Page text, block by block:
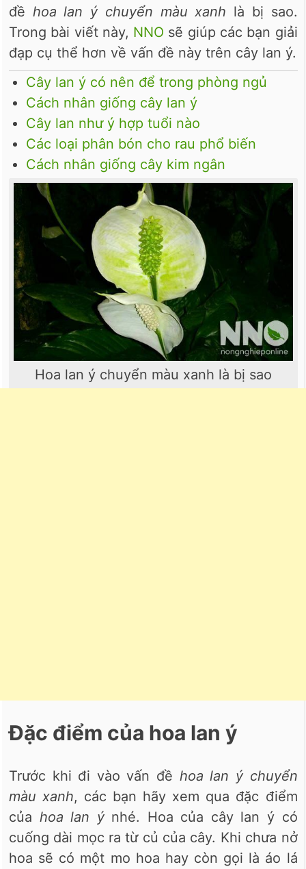
đề hoa lan ý chuyển màu xanh là bị sao.
Trong bài viết này, NNO sẽ giúp các bạn giải
đạp cụ thể hơn về vấn đề này trên cây lan ý.
Cây lan ý có nên để trong phòng ngủ
Cách nhân giống cây lan ý
Cây lan như ý hợp tuổi nào
Các loại phân bón cho rau phổ biến
Cách nhân giống cây kim ngân
Hoa lan ý chuyển màu xanh là bị sao
Đặc điểm của hoa lan ý
Trước khi đi vào vấn đề hoa lan ý chuyển
màu xanh, các bạn hãy xem qua đặc điểm
của hoa lan ýnhé. Hoa của cây lan ý có
cuống dài mọc ra từ củ của cây. Khi chưa nở
hoa sẽ có một mo hoa hay còn gọi là áo lá